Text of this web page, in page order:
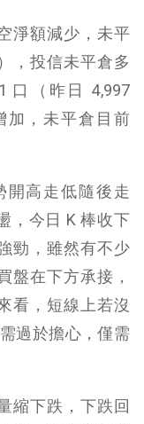
淨額減少，未平
，投信未平倉多
口（昨日 4,997
加，未平倉目前
開高走低隨後走
，今日 K 棒收下
勁，雖然有不少
盤在下方承接，
看，短線上若沒
過於擔心，僅需
縮下跌，下跌回